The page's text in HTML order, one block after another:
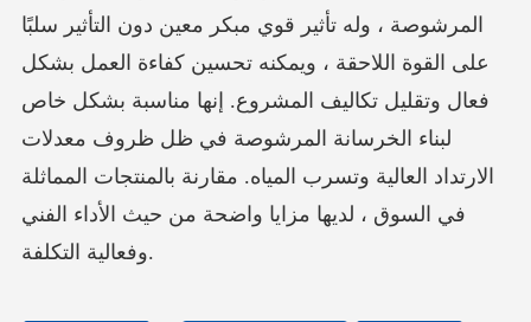
المرشوصة ، وله تأثير قوي مبكر معين دون التأثير سلبًا
على القوة اللاحقة ، ويمكنه تحسين كفاءة العمل بشكل
فعال وتقليل تكاليف المشروع. إنها مناسبة بشكل خاص
لبناء الخرسانة المرشوصة في ظل ظروف معدلات
الارتداد العالية وتسرب المياه. مقارنة بالمنتجات المماثلة
في السوق ، لديها مزايا واضحة من حيث الأداء الفني
وفعالية التكلفة.